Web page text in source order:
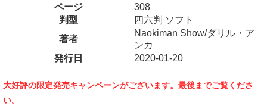
ページ
308
判型
四六判 ソフト
著者
Naokiman Show/ダリル・ア
ンカ
発行日
2020-01-20
大好評の限定発売キャンペーンがございます。最後までご覧くださ
い。